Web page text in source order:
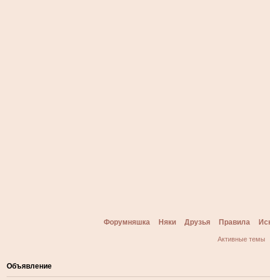
Форумняшка Няки Друзья Правила
Активные темы
Объявление